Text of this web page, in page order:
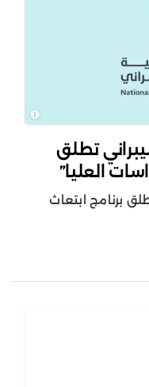
تطلق
العليا”
برنامج ابتعاث